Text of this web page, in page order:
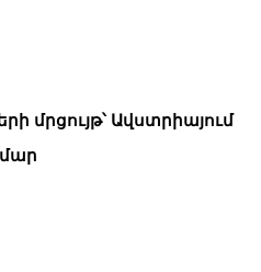
մրցույթ՝ Ավստրիայում